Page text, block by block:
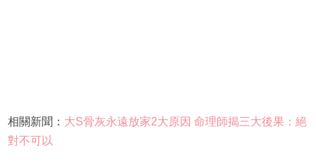
相關新聞： 大S骨灰永遠放家2大原因 命理師揭三大後果：絕
對不可以